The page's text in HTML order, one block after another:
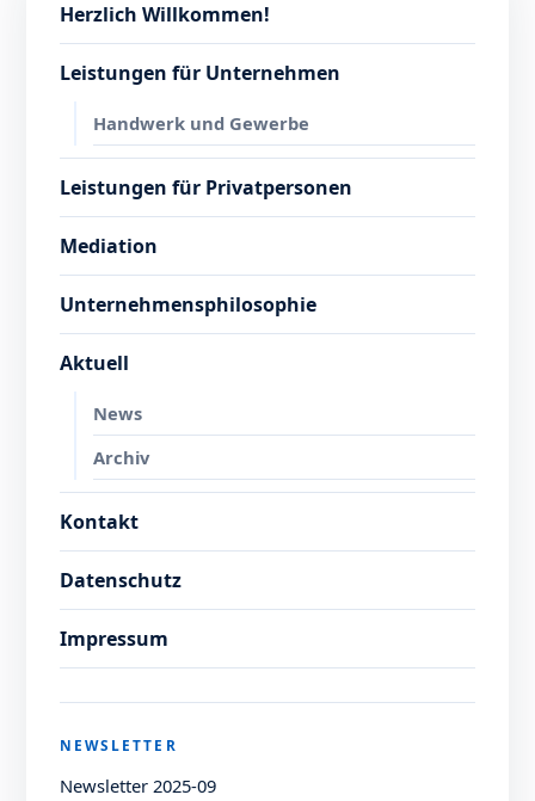
Herzlich Willkommen!
Leistungen für Unternehmen
Handwerk und Gewerbe
Leistungen für Privatpersonen
Mediation
Unternehmensphilosophie
Aktuell
News
Archiv
Kontakt
Datenschutz
Impressum
NEWSLETTER
Newsletter 2025-09